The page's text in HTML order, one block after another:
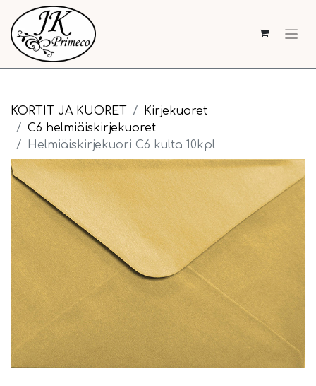
KORTIT JA KUORET
Kirjekuoret
C6 helmiäiskirjekuoret
Helmiäiskirjekuori C6 kulta 10kpl